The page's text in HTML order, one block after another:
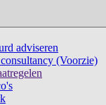
adviseren
(Voorzie)